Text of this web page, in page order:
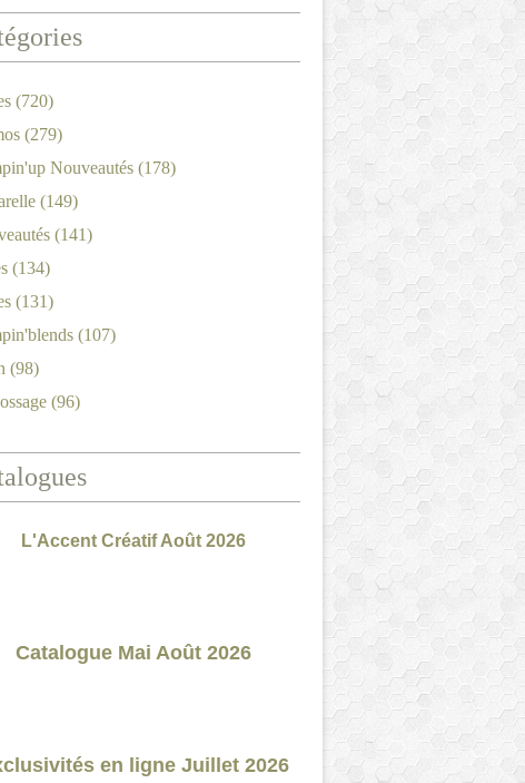
(720)
(279)
Nouveautés (178)
(149)
(141)
(134)
(131)
(107)
(98)
(96)
L'Accent Créatif Août 2026
Catalogue Mai Août 2026
en ligne Juillet 2026